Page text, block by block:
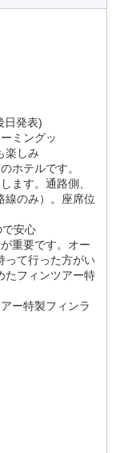
日発表)
ミングッ
楽しみ
ホテルです。
ます。通路側、
線のみ）。座席位
安心
重要です。オー
って行った方がい
たフィンツアー特
ー特製フィンラ